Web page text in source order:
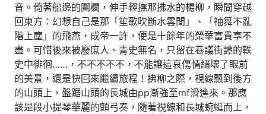
音。倚著船邊的圍欄，伸手輕撫那拂水的楊柳，瞬間穿越
回東方：幻想自己是那「笙歌吹斷水雲間」、「袖舞不亂
階上塵」的飛燕，成帝一許，便是十餘年的榮華富貴享不
盡。可惜後來被廢庶人、青史無名，只留在巷議街譚的軼
史中徘徊……，不不不不不，不能讓這哀傷情緒壞了眼前
的美景，還是快回來繼續旅程！拂柳之際，視線飄到後方
的山頭上，盤踞山頭的長城由pp漸強至mf滑進來。那應
該是段小提琴華麗的顫弓奏，隨著視線和長城蜿蜒而上，